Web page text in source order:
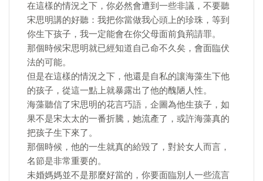
在這樣的情況之下，你必然會遭到一些非議，不要聽
宋思明講的好聽：我把你當做我心頭上的珍珠，等到
你生下孩子，我一定能會在你父母面前負荊請罪。
那個時候宋思明就已經知道自己命不久矣，會面臨伏
法​的可能。
但是在這樣的情況之下，他還是自私的讓海藻生下他
的孩子，從這一點上就暴露出了他的醜陋人性。
海藻聽信了宋思明的花言巧語，企圖為他生孩子，如
果不是宋太太的一番折騰，她流產了，或許海藻真的
把孩子生下來了。
那個時候，他的一生就真的給毀了，對於女人而言，
名節是非常重要的。
未婚媽媽並不是那麼好當的，你要面臨別人一些流言